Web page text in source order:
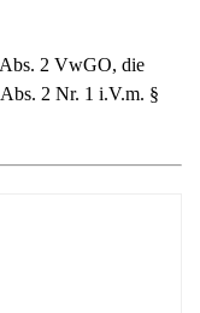
2 VwGO, die
2 Nr. 1 i.V.m. §